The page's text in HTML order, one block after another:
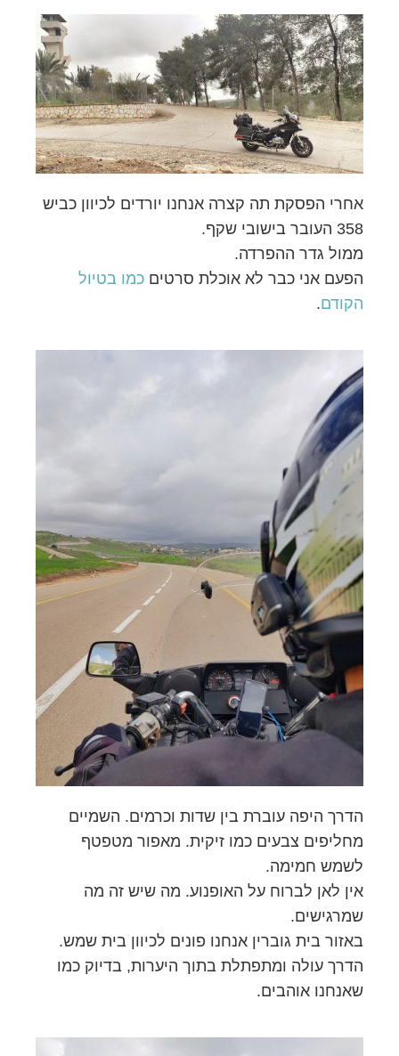
אחרי הפסקת תה קצרה אנחנו יורדים לכיוון כביש
358 העובר בישובי שקף.
ממול גדר ההפרדה.
הפעם אני כבר לא אוכלת סרטים כמו בטיול
הקודם.
הדרך היפה עוברת בין שדות וכרמים. השמיים
מחליפים צבעים כמו זיקית. מאפור מטפטף
לשמש חמימה.
אין לאן לברוח על האופנוע. מה שיש זה מה
שמרגישים.
באזור בית גוברין אנחנו פונים לכיוון בית שמש.
הדרך עולה ומתפתלת בתוך היערות, בדיוק כמו
שאנחנו אוהבים.